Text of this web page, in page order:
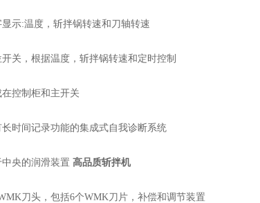
:温度，斩拌锅转速和刀轴转速
，根据温度，斩拌锅转速和定时控制
制柜和主开关
间记录功能的集成式自我诊断系统
的润滑装置 高品质斩拌机
刀头，包括6个WMK刀片，补偿和调节装置